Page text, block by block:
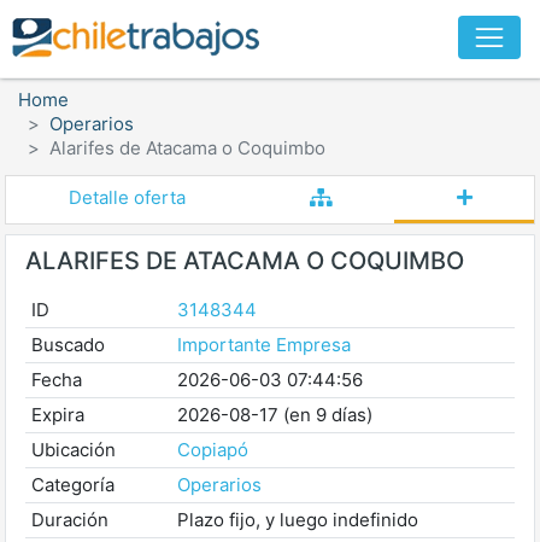
Home
Operarios
Alarifes de Atacama o Coquimbo
Detalle oferta
ALARIFES DE ATACAMA O COQUIMBO
ID
3148344
Buscado
Importante Empresa
Fecha
2026-06-03 07:44:56
Expira
2026-08-17 (en 9 días)
Ubicación
Copiapó
Categoría
Operarios
Duración
Plazo fijo, y luego indefinido